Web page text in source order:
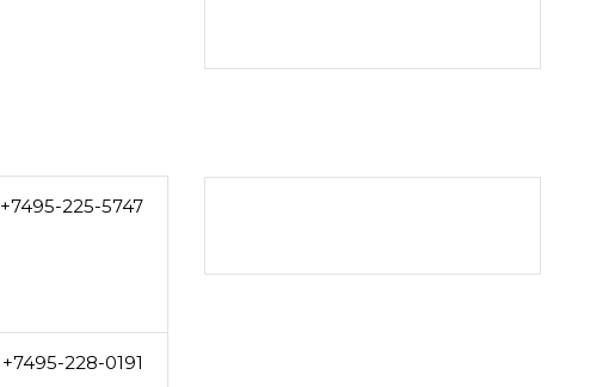
+7495-225-5747
+7495-228-0191